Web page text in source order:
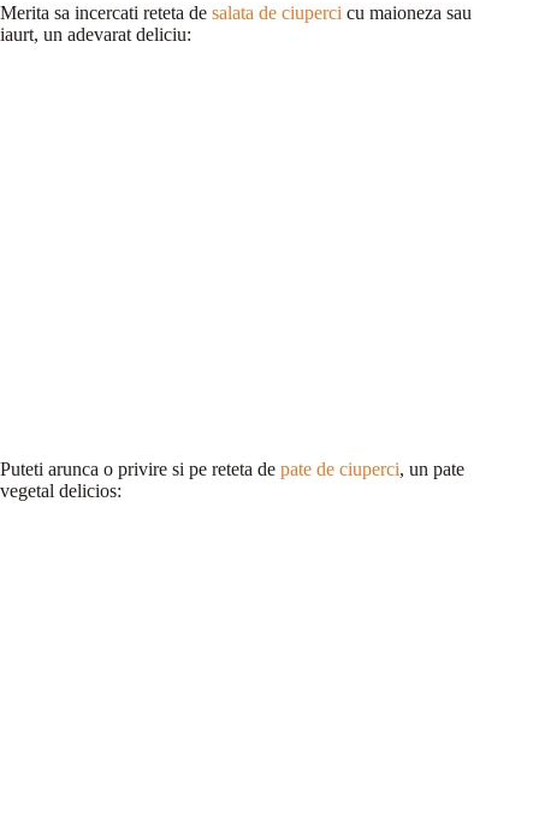
Merita sa incercati reteta de salata de ciuperci cu maioneza sau
iaurt, un adevarat deliciu:
Puteti arunca o privire si pe reteta de pate de ciuperci, un pate
vegetal delicios: